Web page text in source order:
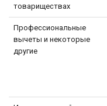
товариществах
Профессиональные
вычеты и некоторые
другие